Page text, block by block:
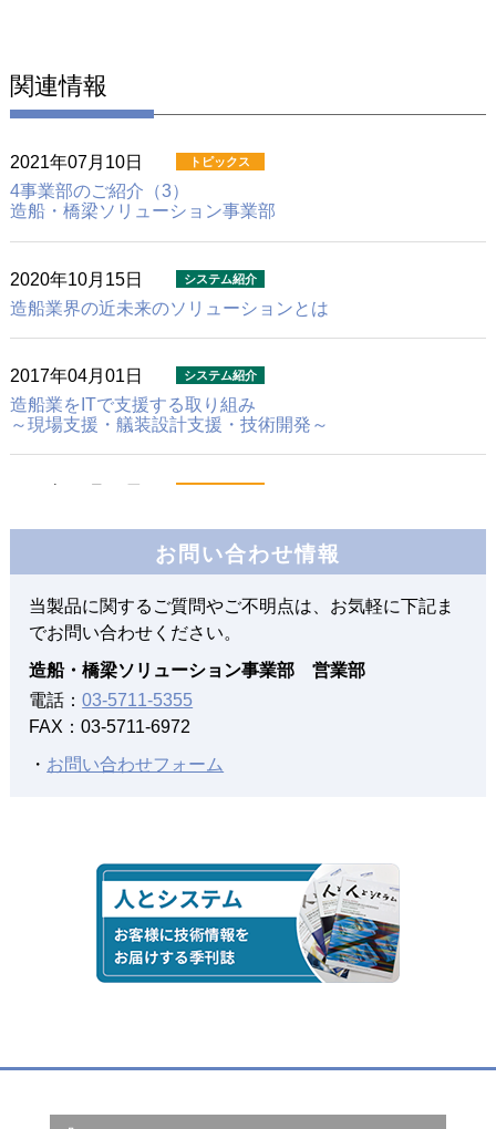
関連情報
2021年07月10日
4事業部のご紹介（3）
造船・橋梁ソリューション事業部
2020年10月15日
造船業界の近未来のソリューションとは
2017年04月01日
造船業をITで支援する取り組み
～現場支援・艤装設計支援・技術開発～
3次元艤装設計における設計者の早期育成に向けて
トレーニングプログラムを提供開始
2014年04月01日
3次元艤装設計システム
お問い合わせ情報
当製品に関するご質問やご不明点は、お気軽に下記ま
でお問い合わせください。
造船・橋梁ソリューション事業部 営業部
電話：03-5711-5355
FAX：03-5711-6972
・ お問い合わせフォーム